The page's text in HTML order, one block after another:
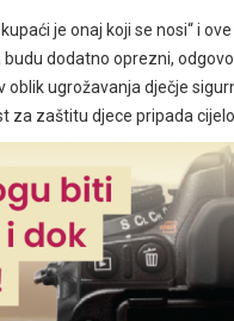
je onaj koji se nosi“ i
dodatno oprezni,
oblik ugrožavanja dječje
za zaštitu djece pripada